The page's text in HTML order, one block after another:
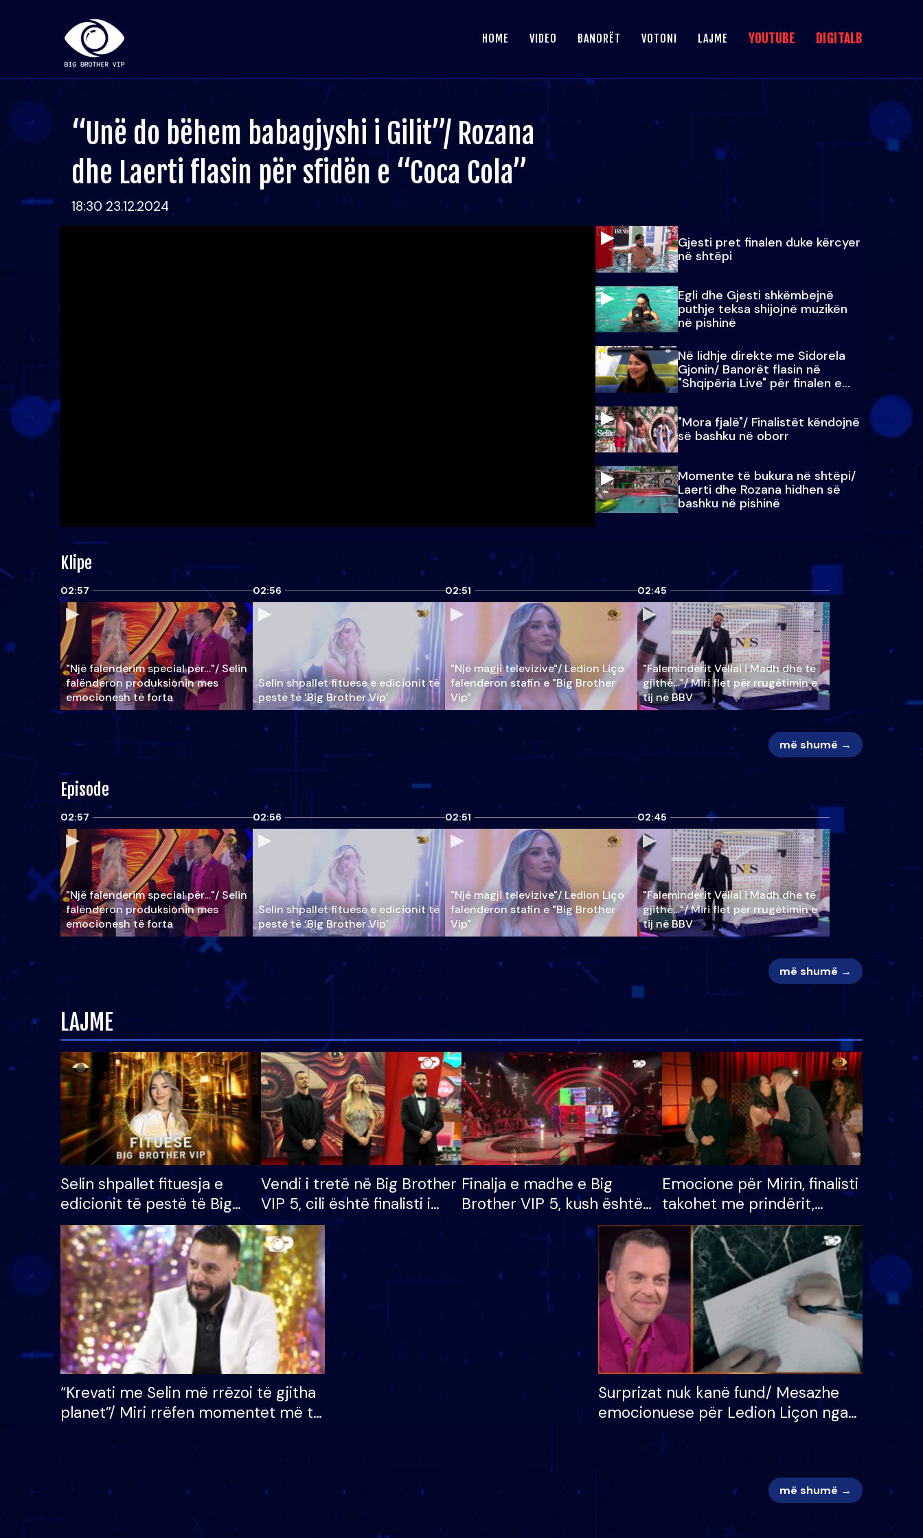
HOME VIDEO BANORËT VOTONI LAJME YOUTUBE DIGITALB
“Unë do bëhem babagjyshi i Gilit”/ Rozana
dhe Laerti flasin për sfidën e “Coca Cola”
18:30 23.12.2024
Gjesti pret finalen duke kërcyer
në shtëpi
Egli dhe Gjesti shkëmbejnë
puthje teksa shijojnë muzikën
në pishinë
Në lidhje direkte me Sidorela
Gjonin/ Banorët flasin në
"Shqipëria Live" për finalen e
madhe
"Mora fjalë"/ Finalistët këndojnë
së bashku në oborr
Momente të bukura në shtëpi/
Laerti dhe Rozana hidhen së
bashku në pishinë
Klipe
02:57
"Një falenderim special për…"/ Selin
falënderon produksionin mes
emocionesh të forta
02:56
Selin shpallet fituese e edicionit të
pestë të ‘Big Brother Vip’
02:51
"Një magji televizive"/ Ledion Liço
falenderon stafin e "Big Brother
Vip"
02:45
"Faleminderit Vëllai i Madh dhe të
gjithë…"/ Miri flet për rrugëtimin e
tij në BBV
më shumë →
Episode
02:57
"Një falenderim special për…"/ Selin
falënderon produksionin mes
emocionesh të forta
02:56
Selin shpallet fituese e edicionit të
pestë të ‘Big Brother Vip’
02:51
"Një magji televizive"/ Ledion Liço
falenderon stafin e "Big Brother
Vip"
02:45
"Faleminderit Vëllai i Madh dhe të
gjithë…"/ Miri flet për rrugëtimin e
tij në BBV
më shumë →
LAJME
Selin shpallet fituesja e
edicionit të pestë të Big
Brother VIP, rrëmben
çmimin e madh prej 100
mijë eurosh
Vendi i tretë në Big Brother
VIP 5, cili është finalisti i
radhës që lë shtëpinë
Finalja e madhe e Big
Brother VIP 5, kush është
banori i parë që lë shtëpinë
dhe humb mundësinë për
të fituar çmimin e madh
Emocione për Mirin, finalisti
takohet me prindërit,
vajzën dhe bashkëshorten:
S’kemi ndonjë letër divorci
apo jo?
“Krevati me Selin më rrëzoi të gjitha
planet”/ Miri rrëfen momentet më të
mungojë zilja e mëngjesit kur…
Surprizat nuk kanë fund/ Mesazhe
emocionuese për Ledion Liçon nga
më shumë →